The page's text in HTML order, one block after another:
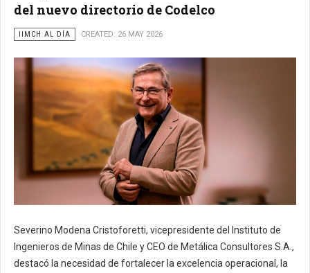
del nuevo directorio de Codelco
IIMCH AL DÍA CREATED: 26 MAY 2026
Severino Modena Cristoforetti, vicepresidente del Instituto de
Ingenieros de Minas de Chile y CEO de Metálica Consultores S.A.,
destacó la necesidad de fortalecer la excelencia operacional, la